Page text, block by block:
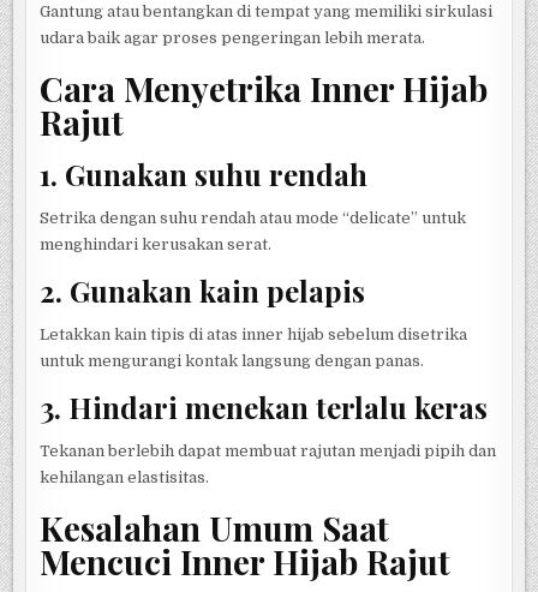
Gantung atau bentangkan di tempat yang memiliki sirkulasi
udara baik agar proses pengeringan lebih merata.
Cara Menyetrika Inner Hijab
Rajut
1. Gunakan suhu rendah
Setrika dengan suhu rendah atau mode “delicate” untuk
menghindari kerusakan serat.
2. Gunakan kain pelapis
Letakkan kain tipis di atas inner hijab sebelum disetrika
untuk mengurangi kontak langsung dengan panas.
3. Hindari menekan terlalu keras
Tekanan berlebih dapat membuat rajutan menjadi pipih dan
kehilangan elastisitas.
Kesalahan Umum Saat
Mencuci Inner Hijab Rajut